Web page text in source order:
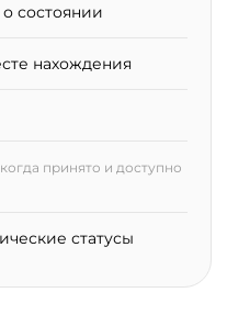
состоянии
нахождения
принято и доступно
статусы